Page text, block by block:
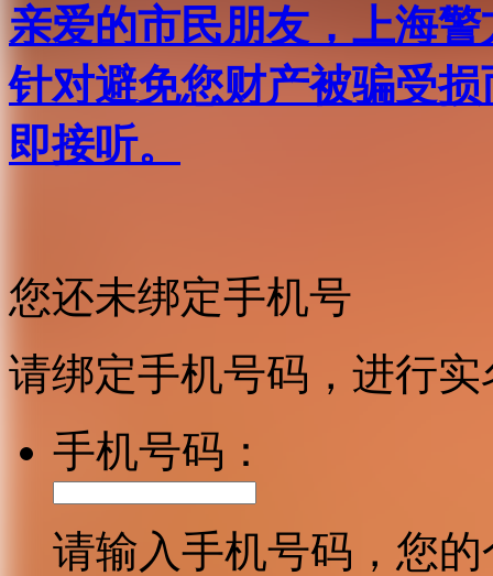
亲爱的市民朋友，上海
针对避免您财产被骗受
即接听。
您还未绑定手机号
请绑定手机号码，进行
手机号码：
请输入手机号码，您